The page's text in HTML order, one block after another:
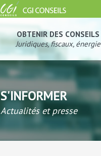
OBTENIR DES CONSEILS
Juridiques, fiscaux, énergie
S'INFORMER
Actualités et presse